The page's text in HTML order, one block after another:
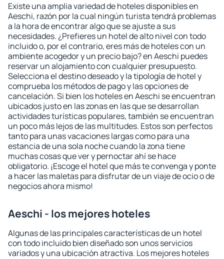
Existe una amplia variedad de hoteles disponibles en
Aeschi, razón por la cual ningún turista tendrá problemas
a la hora de encontrar algo que se ajuste a sus
necesidades. ¿Prefieres un hotel de alto nivel con todo
incluido o, por el contrario, eres más de hoteles con un
ambiente acogedor y un precio bajo? en Aeschi puedes
reservar un alojamiento con cualquier presupuesto.
Selecciona el destino deseado y la tipología de hotel y
comprueba los métodos de pago y las opciones de
cancelación. Si bien los hoteles en Aeschi se encuentran
ubicados justo en las zonas en las que se desarrollan
actividades turísticas populares, también se encuentran
un poco más lejos de las multitudes. Estos son perfectos
tanto para unas vacaciones largas como para una
estancia de una sola noche cuando la zona tiene
muchas cosas que ver y pernoctar ahí se hace
obligatorio. ¡Escoge el hotel que más te convenga y ponte
a hacer las maletas para disfrutar de un viaje de ocio o de
negocios ahora mismo!
Aeschi - los mejores hoteles
Algunas de las principales características de un hotel
con todo incluido bien diseñado son unos servicios
variados y una ubicación atractiva. Los mejores hoteles